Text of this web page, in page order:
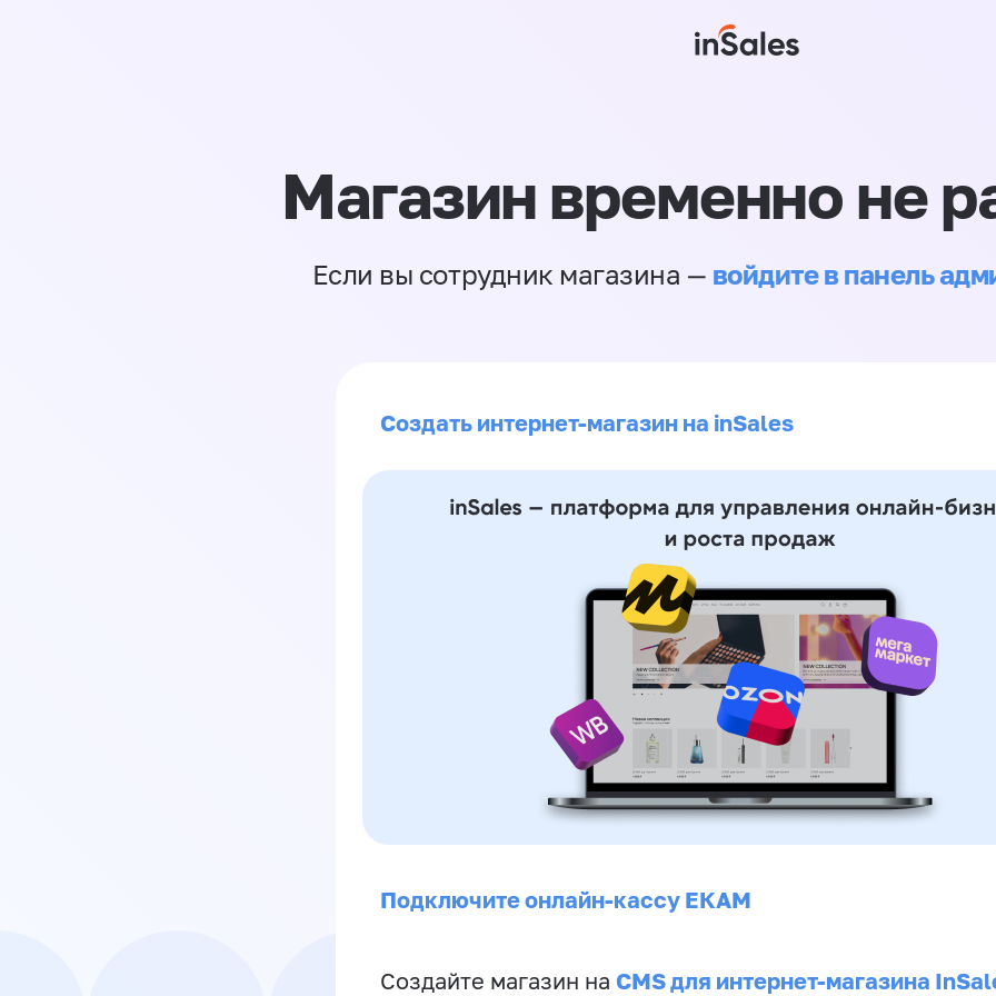
Магазин временно не
Если вы сотрудник магазина — войдите в панель
Создать интернет-магазин на inSales
Подключите онлайн-кассу ЕКАМ
Создайте магазин на CMS для интернет-магазина